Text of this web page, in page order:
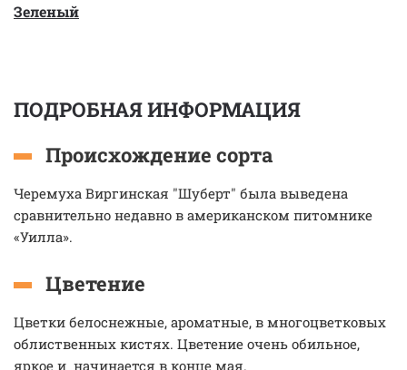
Зеленый
ПОДРОБНАЯ ИНФОРМАЦИЯ
Происхождение сорта
Черемуха Виргинская "Шуберт" была выведена
сравнительно недавно в американском питомнике
«Уилла».
Цветение
Цветки белоснежные, ароматные, в многоцветковых
облиственных кистях. Цветение очень обильное,
яркое и начинается в конце мая.